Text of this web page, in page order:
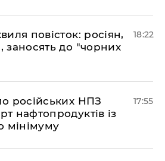
повісток: росіян,
заносять до "чорних
18:22
російських НПЗ
нафтопродуктів із
мінімуму
17:55